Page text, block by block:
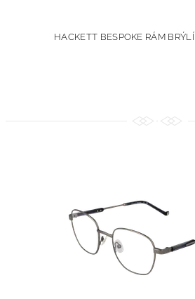
HACKETT BESPOKE RÁM